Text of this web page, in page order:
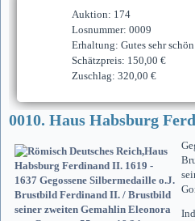
Auktion: 174
Losnummer: 0009
Erhaltung: Gutes sehr schön
Schätzpreis: 150,00 €
Zuschlag: 320,00 €
0010. Haus Habsburg